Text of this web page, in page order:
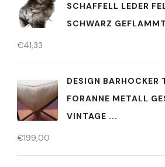
SCHAFFELL LEDER
SCHWARZ GEFLAMMT
€41,33
DESIGN BARHOCKER
FORANNE METALL
VINTAGE ...
€199,00